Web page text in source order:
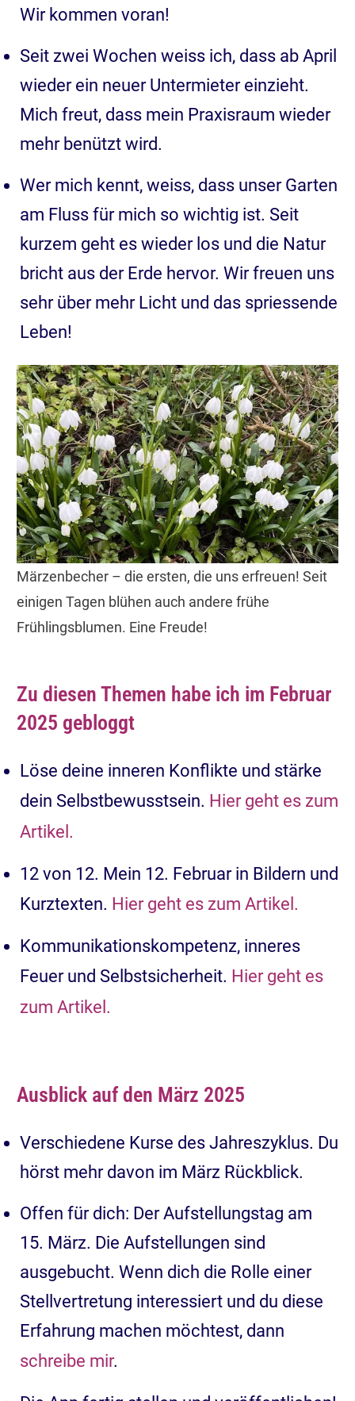
Wir kommen voran!
Seit zwei Wochen weiss ich, dass ab April
wieder ein neuer Untermieter einzieht.
Mich freut, dass mein Praxisraum wieder
mehr benützt wird.
Wer mich kennt, weiss, dass unser Garten
am Fluss für mich so wichtig ist. Seit
kurzem geht es wieder los und die Natur
bricht aus der Erde hervor. Wir freuen uns
sehr über mehr Licht und das spriessende
Leben!
Märzenbecher – die ersten, die uns erfreuen! Seit
einigen Tagen blühen auch andere frühe
Frühlingsblumen. Eine Freude!
Zu diesen Themen habe ich im Februar
2025 gebloggt
Löse deine inneren Konflikte und stärke
dein Selbstbewusstsein. Hier geht es zum
Artikel.
12 von 12. Mein 12. Februar in Bildern und
Kurztexten. Hier geht es zum Artikel.
Kommunikationskompetenz, inneres
Feuer und Selbstsicherheit. Hier geht es
zum Artikel.
Ausblick auf den März 2025
Verschiedene Kurse des Jahreszyklus. Du
hörst mehr davon im März Rückblick.
Offen für dich: Der Aufstellungstag am
15. März. Die Aufstellungen sind
ausgebucht. Wenn dich die Rolle einer
Stellvertretung interessiert und du diese
Erfahrung machen möchtest, dann
schreibe mir.